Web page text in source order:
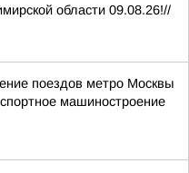
области 09.08.26!//
поездов метро Москвы
машиностроение